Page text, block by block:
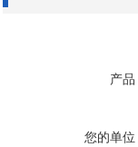
产品
您的单位